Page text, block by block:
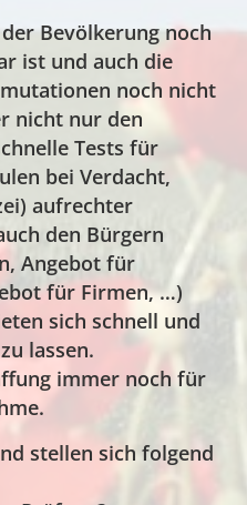
Bevölkerung noch
ist und auch die
noch nicht
nicht nur den
Tests für
bei Verdacht,
aufrechter
den Bürgern
Angebot für
für Firmen, …)
sich schnell und
lassen.
immer noch für
stellen sich folgend